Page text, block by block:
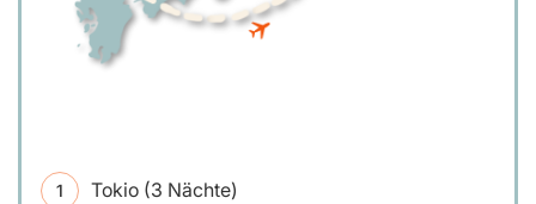
Tokio (3 Nächte)